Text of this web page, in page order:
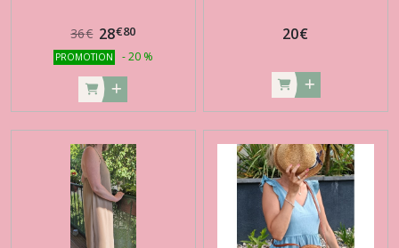
36€ 28€80
PROMOTION -20 %
20€